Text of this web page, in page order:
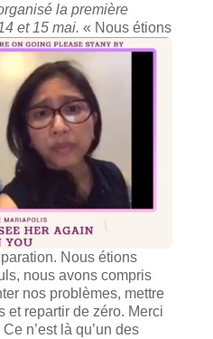
la première
et 15 mai. « Nous étions
Nous étions
nous avons compris
nos problèmes, mettre
et repartir de zéro. Merci
n’est là qu’un des